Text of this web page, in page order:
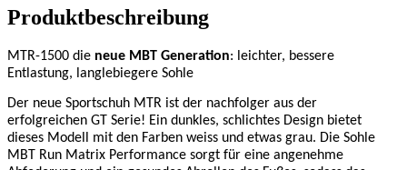
Produktbeschreibung
MTR-1500 die neue MBT Generation: leichter, bessere
Entlastung, langlebiegere Sohle
Der neue Sportschuh MTR ist der nachfolger aus der
erfolgreichen GT Serie! Ein dunkles, schlichtes Design bietet
dieses Modell mit den Farben weiss und etwas grau. Die Sohle
MBT Run Matrix Performance sorgt für eine angenehme